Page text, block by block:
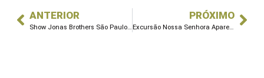
ANTERIOR
Show Jonas Brothers São Paulo: vá com a Famma Turismo
PRÓXIMO
Excursão Nossa Senhora Aparecida com a Famma Turismo